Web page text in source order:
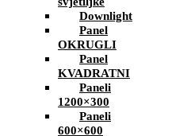
Downlight
Panel
OKRUGLI
Panel
KVADRATNI
Paneli
1200×300
Paneli
600×600